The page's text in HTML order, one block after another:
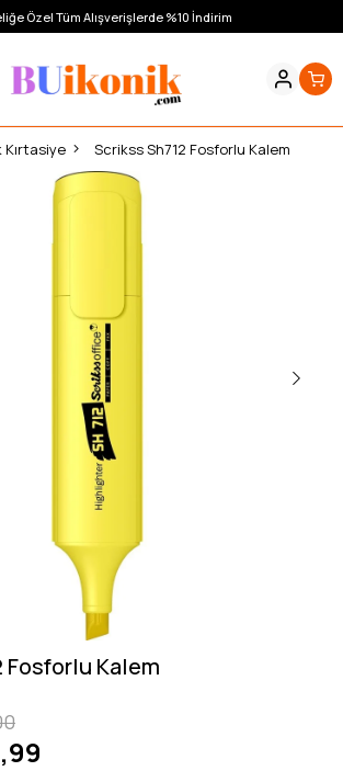
Özel Tüm Alışverişlerde %10 İndirim
Kırtasiye Scrikss Sh712 Fosforlu Kalem
Fosforlu Kalem